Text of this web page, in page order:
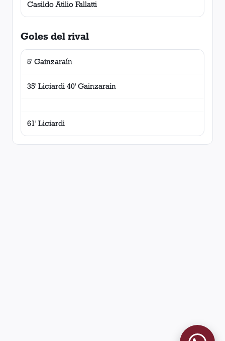
Casildo Atilio Fallatti
Goles del rival
5' Gainzaraín
35' Liciardi 40' Gainzaraín
61' Liciardi